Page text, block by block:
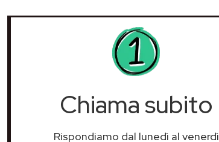
Chiama subito
Rispondiamo dal lunedì al venerdì